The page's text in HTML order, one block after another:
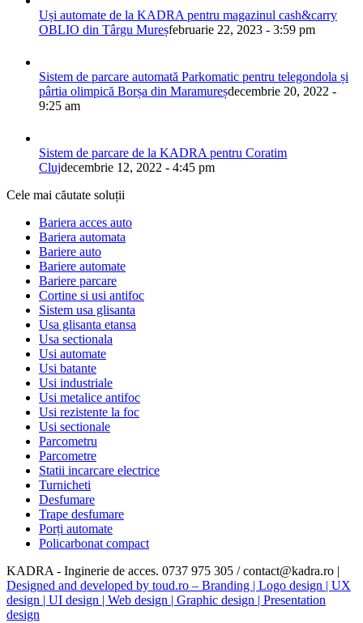
Uși automate de la KADRA pentru magazinul cash&carry
OBLIO din Târgu Mureșfebruarie 22, 2023 - 3:59 pm
Sistem de parcare automată Parkomatic pentru telegondola și
pârtia olimpică Borșa din Maramureșdecembrie 20, 2022 -
9:25 am
Sistem de parcare de la KADRA pentru Coratim
Clujdecembrie 12, 2022 - 4:45 pm
Cele mai căutate soluții
Bariera acces auto
Bariera automata
Bariere auto
Bariere automate
Bariere parcare
Cortine si usi antifoc
Sistem usa glisanta
Usa glisanta etansa
Usa sectionala
Usi automate
Usi batante
Usi industriale
Usi metalice antifoc
Usi rezistente la foc
Usi sectionale
Parcometru
Parcometre
Statii incarcare electrice
Turnicheti
Desfumare
Trape desfumare
Porți automate
Policarbonat compact
KADRA - Inginerie de acces. 0737 975 305 / contact@kadra.ro |
Designed and developed by toud.ro – Branding | Logo design | UX
design | UI design | Web design | Graphic design | Presentation
design